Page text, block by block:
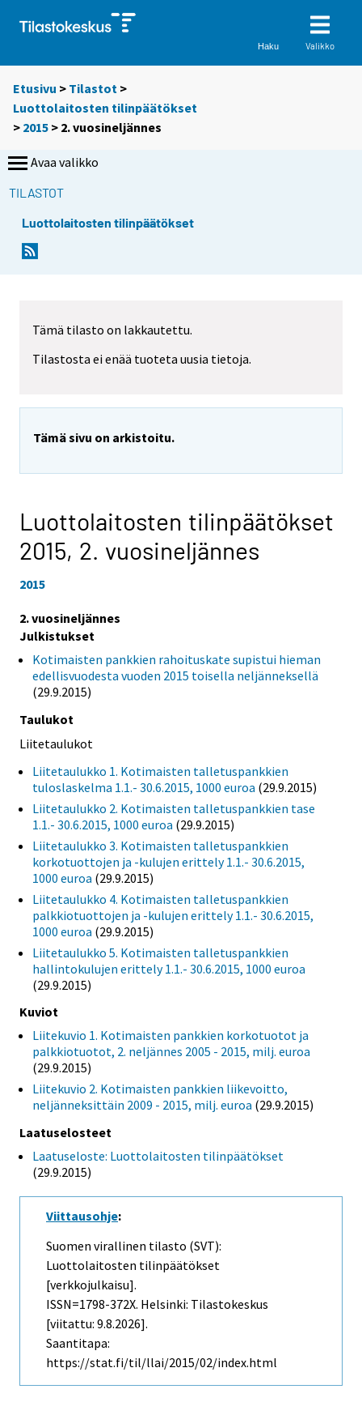
Haku Valikko
Etusivu > Tilastot >
Luottolaitosten tilinpäätökset
> 2015 > 2. vuosineljännes
Avaa valikko
TILASTOT
Luottolaitosten tilinpäätökset
Tämä tilasto on lakkautettu.
Tilastosta ei enää tuoteta uusia tietoja.
Tämä sivu on arkistoitu.
Luottolaitosten tilinpäätökset
2015, 2. vuosineljännes
2015
2. vuosineljännes
Julkistukset
Kotimaisten pankkien rahoituskate supistui hieman
edellisvuodesta vuoden 2015 toisella neljänneksellä
(29.9.2015)
Taulukot
Liitetaulukot
Liitetaulukko 1. Kotimaisten talletuspankkien
tuloslaskelma 1.1.- 30.6.2015, 1000 euroa (29.9.2015)
Liitetaulukko 2. Kotimaisten talletuspankkien tase
1.1.- 30.6.2015, 1000 euroa (29.9.2015)
Liitetaulukko 3. Kotimaisten talletuspankkien
korkotuottojen ja -kulujen erittely 1.1.- 30.6.2015,
1000 euroa (29.9.2015)
Liitetaulukko 4. Kotimaisten talletuspankkien
palkkiotuottojen ja -kulujen erittely 1.1.- 30.6.2015,
1000 euroa (29.9.2015)
Liitetaulukko 5. Kotimaisten talletuspankkien
hallintokulujen erittely 1.1.- 30.6.2015, 1000 euroa
(29.9.2015)
Kuviot
Liitekuvio 1. Kotimaisten pankkien korkotuotot ja
palkkiotuotot, 2. neljännes 2005 - 2015, milj. euroa
(29.9.2015)
Liitekuvio 2. Kotimaisten pankkien liikevoitto,
neljänneksittäin 2009 - 2015, milj. euroa (29.9.2015)
Laatuselosteet
Laatuseloste: Luottolaitosten tilinpäätökset
(29.9.2015)
Viittausohje:
Suomen virallinen tilasto (SVT):
Luottolaitosten tilinpäätökset
[verkkojulkaisu].
ISSN=1798-372X. Helsinki: Tilastokeskus
[viitattu: 9.8.2026].
Saantitapa:
https://stat.fi/til/llai/2015/02/index.html